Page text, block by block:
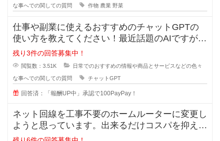
な事へでの関しての質問 作物 農業 野菜
仕事や副業に使えるおすすめのチャットGPTの
使い方を教えてください！最近話題のAIですが、
実は上手く扱えずどうすれば実用
残り3件の回答募集中！
閲覧数：3.51K 日常でのおすすめの情報や商品とサービスなどの色々
な事へでの関しての質問 チャットGPT
回答済：「報酬UP中」承認で100PayPay！
ネット回線を工事不要のホームルーターに変更し
ようと思っています。出来るだけコスパを抑えた
いです。オススメのルーターやプラ